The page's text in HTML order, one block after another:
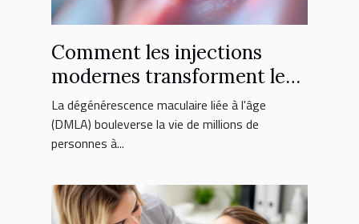
Comment les injections
modernes transforment le
traitement de la DMLA ?
La dégénérescence maculaire liée à l'âge
(DMLA) bouleverse la vie de millions de
personnes à...